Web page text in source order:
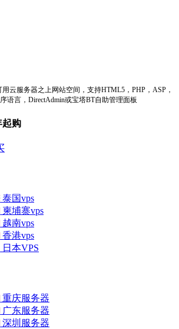
云服务器之上网站空间，支持HTML5，PHP，ASP，
语言，DirectAdmin或宝塔BT自助管理面板
起购
泰国vps
柬埔寨vps
越南vps
香港vps
日本VPS
重庆服务器
广东服务器
深圳服务器